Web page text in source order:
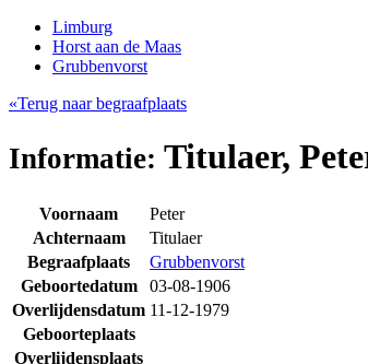
Limburg
Horst aan de Maas
Grubbenvorst
«Terug naar begraafplaats
Informatie: Titulaer,
Voornaam
Peter
Achternaam
Titulaer
Begraafplaats
Grubbenvorst
Geboortedatum
03-08-1906
Overlijdensdatum 11-12-1979
Geboorteplaats
Overlijdensplaats